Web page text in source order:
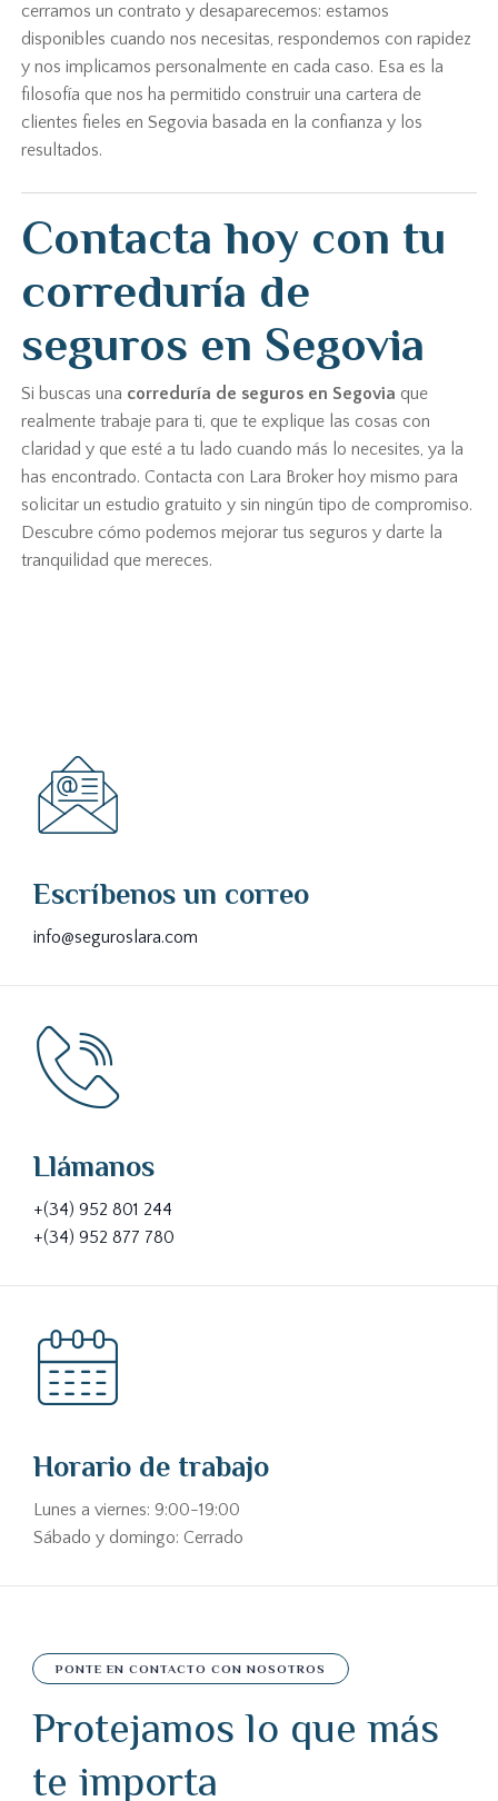
cerramos un contrato y desaparecemos: estamos
disponibles cuando nos necesitas, respondemos con rapidez
y nos implicamos personalmente en cada caso. Esa es la
filosofía que nos ha permitido construir una cartera de
clientes fieles en Segovia basada en la confianza y los
resultados.
Contacta hoy con tu
correduría de
seguros en Segovia
Si buscas una correduría de seguros en Segovia que
realmente trabaje para ti, que te explique las cosas con
claridad y que esté a tu lado cuando más lo necesites, ya la
has encontrado. Contacta con Lara Broker hoy mismo para
solicitar un estudio gratuito y sin ningún tipo de compromiso.
Descubre cómo podemos mejorar tus seguros y darte la
tranquilidad que mereces.
Escríbenos un correo
info@seguroslara.com
Llámanos
+(34) 952 801 244
+(34) 952 877 780
Horario de trabajo
Lunes a viernes: 9:00-19:00
Sábado y domingo: Cerrado
PONTE EN CONTACTO CON NOSOTROS
Protejamos lo que más
te importa